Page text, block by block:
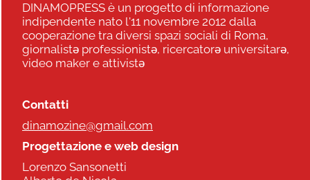
DINAMOPRESS è un progetto di informazione
indipendente nato l'11 novembre 2012 dalla
cooperazione tra diversi spazi sociali di Roma,
giornalistə professionistə, ricercatorə universitarə,
video maker e attivistə
Contatti
dinamozine@gmail.com
Progettazione e web design
Lorenzo Sansonetti